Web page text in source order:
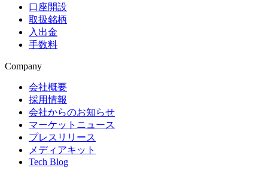
口座開設
取扱銘柄
入出金
手数料
Company
会社概要
採用情報
会社からのお知らせ
マーケットニュース
プレスリリース
メディアキット
Tech Blog